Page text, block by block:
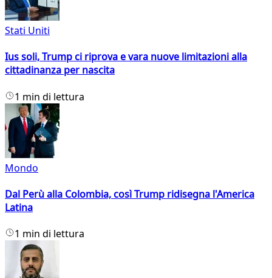
Stati Uniti
Ius soli, Trump ci riprova e vara nuove limitazioni alla
cittadinanza per nascita
1 min di lettura
Mondo
Dal Perù alla Colombia, così Trump ridisegna l'America
Latina
1 min di lettura